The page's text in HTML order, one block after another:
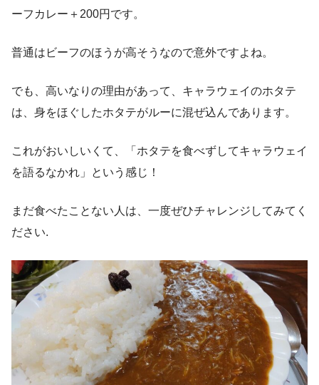
ーフカレー＋200円です。
普通はビーフのほうが高そうなので意外ですよね。
でも、高いなりの理由があって、キャラウェイのホタテ
は、身をほぐしたホタテがルーに混ぜ込んであります。
これがおいしいくて、「ホタテを食べずしてキャラウェイ
を語るなかれ」という感じ！
まだ食べたことない人は、一度ぜひチャレンジしてみてく
ださい.